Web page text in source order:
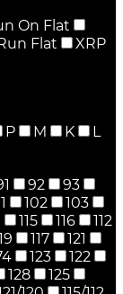
On Flat
Flat
XRP
P M K
L
92
93
102
103
115 116
112
117
121
123
122
128
125